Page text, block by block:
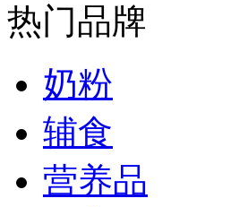
热门品牌
奶粉
辅食
营养品